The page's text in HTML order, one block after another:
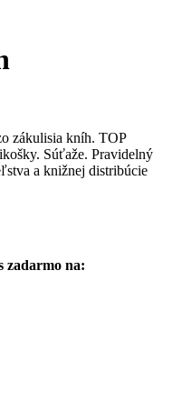
zákulisia kníh. TOP
Súťaže. Pravidelný
a knižnej distribúcie
zadarmo na: